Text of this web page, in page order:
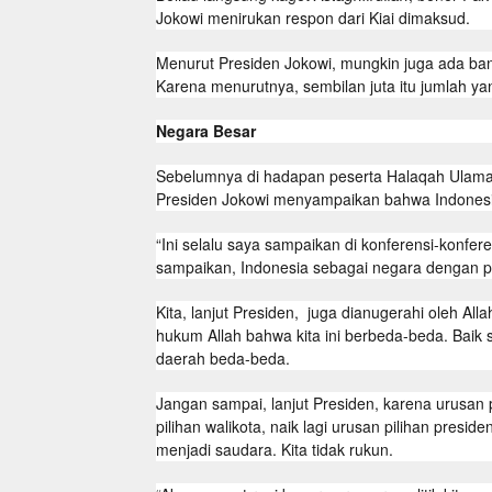
Jokowi menirukan respon dari Kiai dimaksud.
Menurut Presiden Jokowi, mungkin juga ada
Karena menurutnya, sembilan juta itu jumlah
Negara Besar
Sebelumnya di hadapan peserta Halaqah
Presiden Jokowi menyampaikan bahwa
“Ini selalu saya sampaikan di konferensi-
sampaikan, Indonesia sebagai negara dengan
Kita, lanjut Presiden, juga dianugerahi oleh
hukum Allah bahwa kita ini berbeda-beda.
daerah beda-beda.
Jangan sampai, lanjut Presiden, karena
pilihan walikota, naik lagi urusan pilihan
menjadi saudara. Kita tidak rukun.